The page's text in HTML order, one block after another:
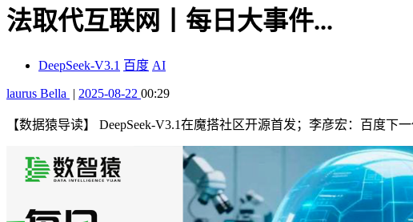
法取代互联网丨每日大事件...
DeepSeek-V3.1 百度 AI
laurus Bella | 2025-08-22 00:29
【数据猿导读】 DeepSeek-V3.1在魔搭社区开源首发；李彦宏：百度